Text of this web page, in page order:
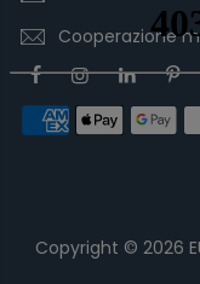
Cooperazione
Copyright © 2026